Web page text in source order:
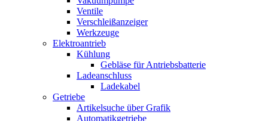
Ventile
Verschleißanzeiger
Werkzeuge
Elektroantrieb
Kühlung
Gebläse für Antriebsbatterie
Ladeanschluss
Ladekabel
Getriebe
Artikelsuche über Grafik
Automatikgetriebe